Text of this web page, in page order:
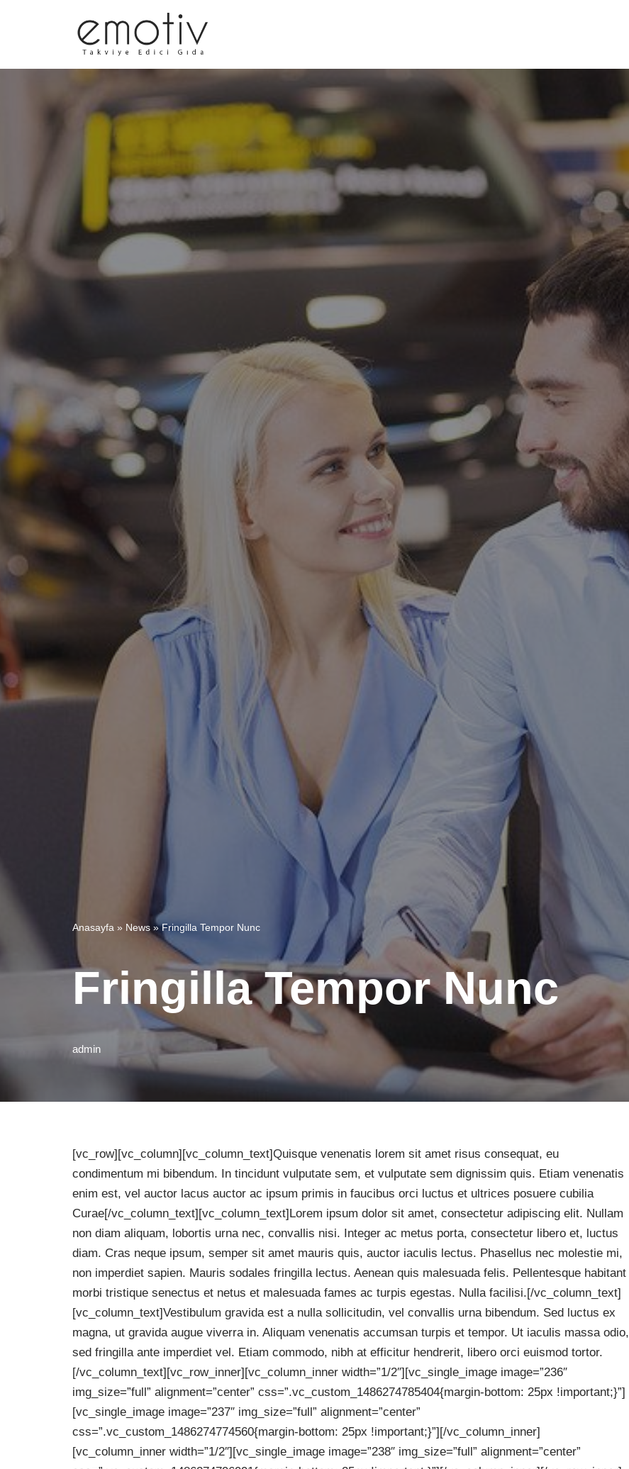
Anasayfa » News »Fringilla Tempor Nunc
Fringilla Tempor Nunc
admin
[vc_row][vc_column][vc_column_text]Quisque venenatis lorem sit amet risus consequat, eu
condimentum mi bibendum. In tincidunt vulputate sem, et vulputate sem dignissim quis. Etiam venenatis
enim est, vel auctor lacus auctor ac ipsum primis in faucibus orci luctus et ultrices posuere cubilia
Curae[/vc_column_text][vc_column_text]Lorem ipsum dolor sit amet, consectetur adipiscing elit. Nullam
non diam aliquam, lobortis urna nec, convallis nisi. Integer ac metus porta, consectetur libero et, luctus
diam. Cras neque ipsum, semper sit amet mauris quis, auctor iaculis lectus. Phasellus nec molestie mi,
non imperdiet sapien. Mauris sodales fringilla lectus. Aenean quis malesuada felis. Pellentesque habitant
morbi tristique senectus et netus et malesuada fames ac turpis egestas. Nulla facilisi.[/vc_column_text]
[vc_column_text]Vestibulum gravida est a nulla sollicitudin, vel convallis urna bibendum. Sed luctus ex
magna, ut gravida augue viverra in. Aliquam venenatis accumsan turpis et tempor. Ut iaculis massa odio,
sed fringilla ante imperdiet vel. Etiam commodo, nibh at efficitur hendrerit, libero orci euismod tortor.
[/vc_column_text][vc_row_inner][vc_column_inner width=”1/2″][vc_single_image image=”236″
img_size=”full” alignment=”center” css=”.vc_custom_1486274785404{margin-bottom: 25px !important;}”]
[vc_single_image image=”237″ img_size=”full” alignment=”center”
css=”.vc_custom_1486274774560{margin-bottom: 25px !important;}”][/vc_column_inner]
[vc_column_inner width=”1/2″][vc_single_image image=”238″ img_size=”full” alignment=”center”